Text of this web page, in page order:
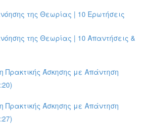
της Θεωρίας | 10 Ερωτήσεις
της Θεωρίας | 10 Απαντήσεις &
Πρακτικής Άσκησης με Απάντηση
Πρακτικής Άσκησης με Απάντηση